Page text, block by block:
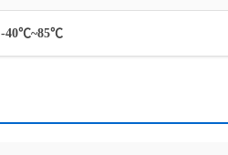
-40℃~85℃